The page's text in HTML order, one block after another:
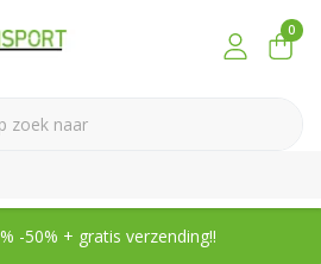
0
-50% + gratis verzending!!